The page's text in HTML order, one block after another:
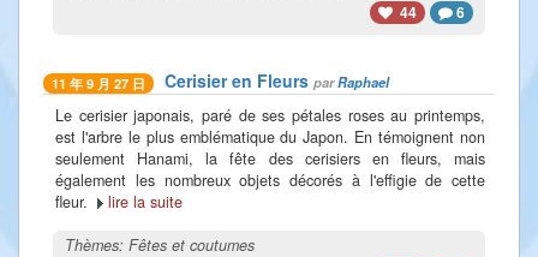
44
6
11 年 9 月 27 日 Cerisier en Fleurs parRaphael
Le cerisier japonais, paré de ses pétales roses au printemps,
est l'arbre le plus emblématique du Japon. En témoignent non
seulement Hanami, la fête des cerisiers en fleurs, mais
également les nombreux objets décorés à l'effigie de cette
fleur.
lire la suite
Thèmes: Fêtes et coutumes